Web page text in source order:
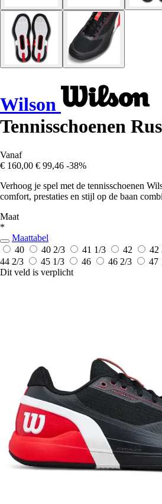
Wilson
Tennisschoenen
Vanaf
€ 160,00 € 99,46 -38%
Verhoog je spel met de tennisschoenen
comfort, prestaties en stijl op de baan
Maat
*
Maattabel
40
40 2/3 41 1/3 42 42
44 2/3
45 1/3 46 46 2/3 47
Dit veld is verplicht